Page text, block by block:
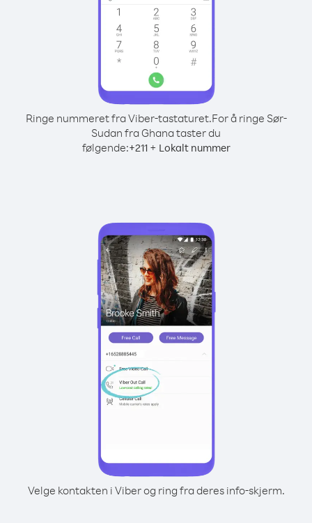
Ringe nummeret fra Viber-tastaturet.For å ringe Sør-
Sudan fra Ghana taster du
følgende:+211+ Lokalt nummer
Velge kontakten i Viber og ring fra deres info-skjerm.